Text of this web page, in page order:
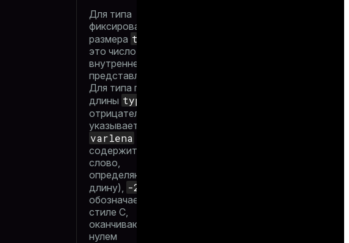
Для типа
фиксированного
размера typlen
это число байтов во
внутреннем
представлении типа.
Для типа переменной
длины typlen
отрицателен.
указывает на тип
varlena
содержит машинное
слово,
определяющее
длину), -2
обозначает строку в
стиле C,
оканчивающуюся
нулем